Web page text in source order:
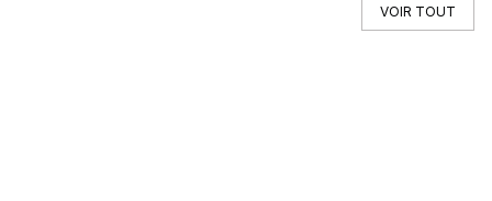
VOIR TOUT